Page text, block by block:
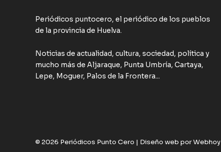
Periódicos puntocero, el periódico de los pueblos
de la provincia de Huelva.
Noticias de actualidad, cultura, sociedad, política y
mucho más de Aljaraque, Punta Umbría, Cartaya,
Lepe, Moguer, Palos de la Frontera...
© 2026 Periódicos Punto Cero | Diseño web por Webhoy